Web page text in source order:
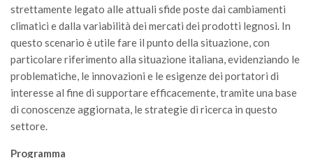
GdL Gestione Incendi Boschivi
GdL Verde Urbano
GdL Comunicazione Forestale
GdL Foreste, Mitigazione, Adattamento
GdL Infrastrutture, Risorse, Innovazione
GdL Boschi Vetusti
GdL “TreeTalkers”
strettamente legato alle attuali sfide poste dai cambiamenti
climatici e dalla variabilità dei mercati dei prodotti legnosi. In
questo scenario è utile fare il punto della situazione, con
particolare riferimento alla situazione italiana, evidenziando le
problematiche, le innovazioni e le esigenze dei portatori di
interesse al fine di supportare efficacemente, tramite una base
di conoscenze aggiornata, le strategie di ricerca in questo
settore.
Programma